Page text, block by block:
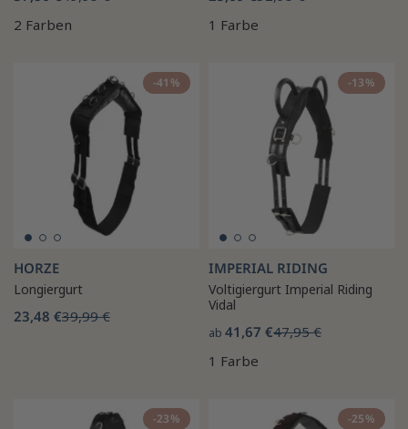
2 Farben
1 Farbe
-41%
HORZE
Longiergurt
23,48 €39,99 €
-13%
IMPERIAL RIDING
Voltigiergurt Imperial Riding
Vidal
ab 41,67 €47,95 €
1 Farbe
-23% -25%